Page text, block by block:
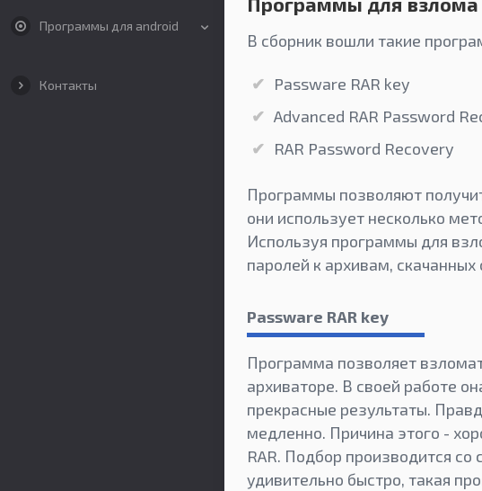
Программы для android
Контакты
В сборник вошли такие
Passware RAR key
Advanced RAR Password
RAR Password Recovery
Программы позволяют
они использует несколько
Используя программы для
паролей к архивам,
Passware RAR key
Программа позволяет
архиваторе. В своей работе
прекрасные результаты.
медленно. Причина этого -
RAR. Подбор производится
удивительно быстро, такая